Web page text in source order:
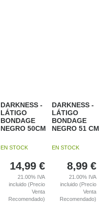
DARKNESS -
LÁTIGO
BONDAGE
NEGRO 50CM
EN STOCK
14,99 €
21.00% IVA
incluido (Precio
Venta
Recomendado)
DARKNESS -
LÁTIGO
BONDAGE
NEGRO 51 CM
EN STOCK
8,99 €
21.00% IVA
incluido (Precio
Venta
Recomendado)